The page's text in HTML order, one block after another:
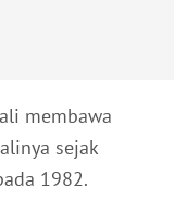
membawa
sejak
1982.